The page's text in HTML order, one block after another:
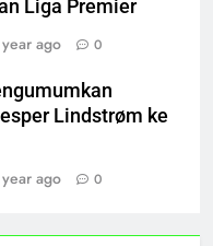
Liga Premier
year ago 0
Lindstrøm ke
year ago 0